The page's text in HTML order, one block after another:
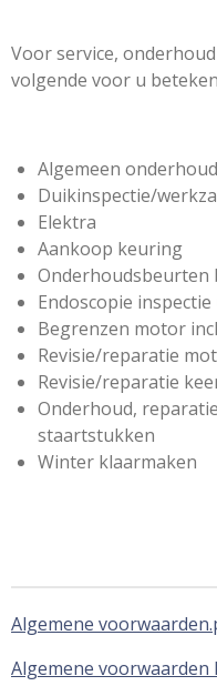
Voor service,
volgende voor u
Algemeen onderhoud
Duikinspectie/
Elektra
Aankoop keuring
Endoscopie
Begrenzen motor
Revisie/reparatie
Revisie/reparatie
Onderhoud,
staartstukken
Winter klaarmaken
Algemene
Algemene